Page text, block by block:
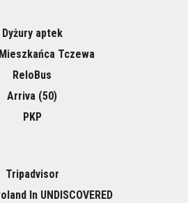
Dyżury aptek
Tczewa
ReloBus
Arriva (50)
PKP
Tripadvisor
In UNDISCOVERED